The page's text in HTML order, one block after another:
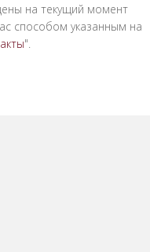
на текущий момент
способом указанным на
".